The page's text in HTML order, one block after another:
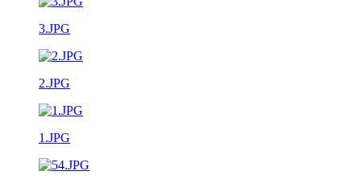
3.JPG
2.JPG
1.JPG